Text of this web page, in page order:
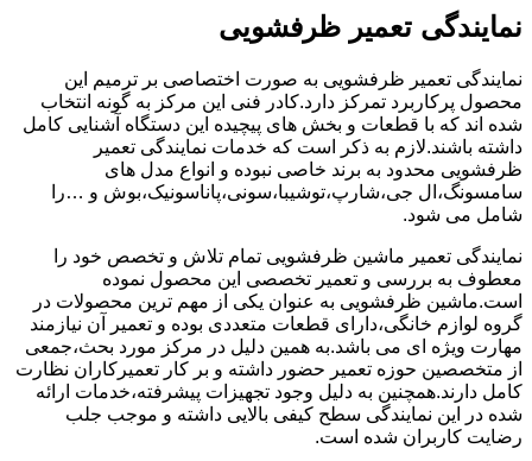
نمایندگی تعمیر ظرفشویی
نمایندگی تعمیر ظرفشویی به صورت اختصاصی بر ترمیم این
محصول پرکاربرد تمرکز دارد.کادر فنی این مرکز به گونه انتخاب
شده اند که با قطعات و بخش های پیچیده این دستگاه آشنایی کامل
داشته باشند.لازم به ذکر است که خدمات نمایندگی تعمیر
ظرفشویی محدود به برند خاصی نبوده و انواع مدل های
سامسونگ،ال جی،شارپ،توشیبا،سونی،پاناسونیک،بوش و …را
شامل می شود.
نمایندگی تعمیر ماشین ظرفشویی تمام تلاش و تخصص خود را
معطوف به بررسی و تعمیر تخصصی این محصول نموده
است.ماشین ظرفشویی به عنوان یکی از مهم ترین محصولات در
گروه لوازم خانگی،دارای قطعات متعددی بوده و تعمیر آن نیازمند
مهارت ویژه ای می باشد.به همین دلیل در مرکز مورد بحث،جمعی
از متخصصین حوزه تعمیر حضور داشته و بر کار تعمیرکاران نظارت
کامل دارند.همچنین به دلیل وجود تجهیزات پیشرفته،خدمات ارائه
شده در این نمایندگی سطح کیفی بالایی داشته و موجب جلب
رضایت کاربران شده است.